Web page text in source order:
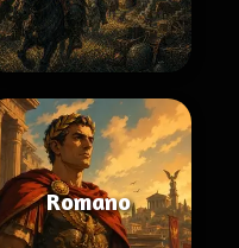
Romano